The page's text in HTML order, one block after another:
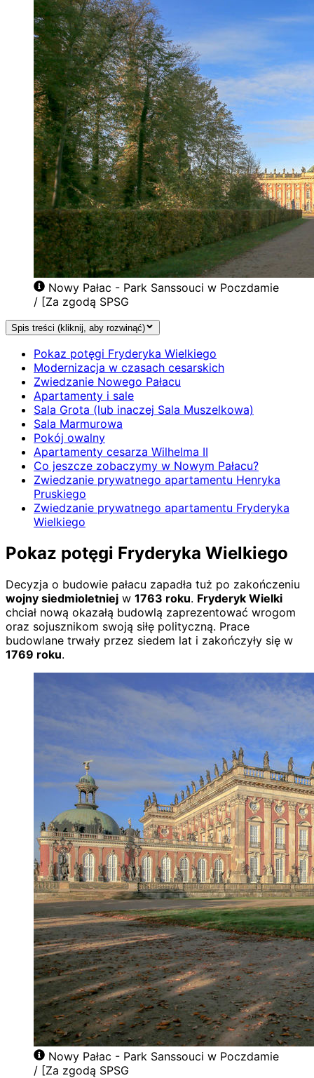
Nowy Pałac - Park Sanssouci w Poczdamie
/ [Za zgodą SPSG
Spis treści (kliknij, aby rozwinąć)
Pokaz potęgi Fryderyka Wielkiego
Modernizacja w czasach cesarskich
Zwiedzanie Nowego Pałacu
Apartamenty i sale
Sala Grota (lub inaczej Sala Muszelkowa)
Sala Marmurowa
Pokój owalny
Apartamenty cesarza Wilhelma II
Co jeszcze zobaczymy w Nowym Pałacu?
Zwiedzanie prywatnego apartamentu Henryka
Pruskiego
Zwiedzanie prywatnego apartamentu Fryderyka
Wielkiego
Pokaz potęgi Fryderyka Wielkiego
Decyzja o budowie pałacu zapadła tuż po zakończeniu
wojny siedmioletniej w 1763 roku. Fryderyk Wielki
chciał nową okazałą budowlą zaprezentować wrogom
oraz sojusznikom swoją siłę polityczną. Prace
budowlane trwały przez siedem lat i zakończyły się w
1769 roku.
Nowy Pałac - Park Sanssouci w Poczdamie
/ [Za zgodą SPSG